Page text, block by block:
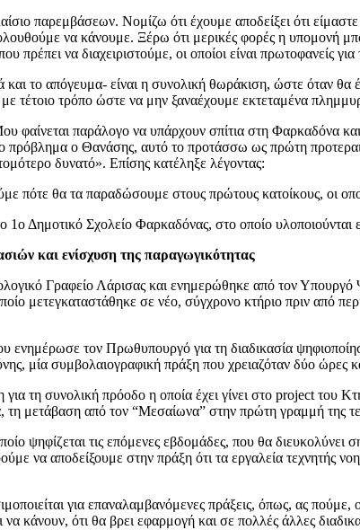
παρεμβάσεων. Νομίζω ότι έχουμε αποδείξει ότι
να κάνουμε. Ξέρω ότι μερικές φορές η υπομονή
πρέπει να διαχειριστούμε, οι οποίοι είναι πρωτοφανείς
το απόγευμα- είναι η συνολική θωράκιση, ώστε όταν θα
τέτοιο τρόπο ώστε να μην ξαναέχουμε εκτεταμένα
φαίνεται παράλογο να υπάρχουν σπίτια στη Φαρκαδόνα
πρόβλημα ο Θανάσης, αυτό το προτάσσω ως πρώτη
δυνατό». Επίσης κατέληξε λέγοντας:
πότε θα τα παραδώσουμε στους πρώτους κατοίκους, οι
Δημοτικό Σχολείο Φαρκαδόνας, στο οποίο υλοποιούνται
και ενίσχυση της παραγωγικότητας
Γραφείο Λάρισας και ενημερώθηκε από τον
μετεγκαταστάθηκε σε νέο, σύγχρονο κτήριο πριν από
ενημέρωσε τον Πρωθυπουργό για τη διαδικασία
μία συμβολαιογραφική πράξη που χρειαζόταν δύο ώρες
τη συνολική πρόοδο η οποία έχει γίνει στο project του
τη μετάβαση από τον “Μεσαίωνα” στην πρώτη γραμμή της
ψηφίζεται τις επόμενες εβδομάδες, που θα διευκολύνει
να αποδείξουμε στην πράξη ότι τα εργαλεία τεχνητής
για επαναλαμβανόμενες πράξεις, όπως, ας
να κάνουν, ότι θα βρει εφαρμογή και σε πολλές άλλες